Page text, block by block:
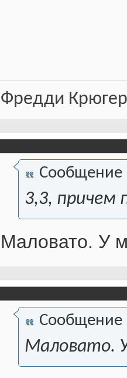
Фредди Крюгер
Сообщение
3,3, причем
Маловато. У
Сообщение
Маловато.